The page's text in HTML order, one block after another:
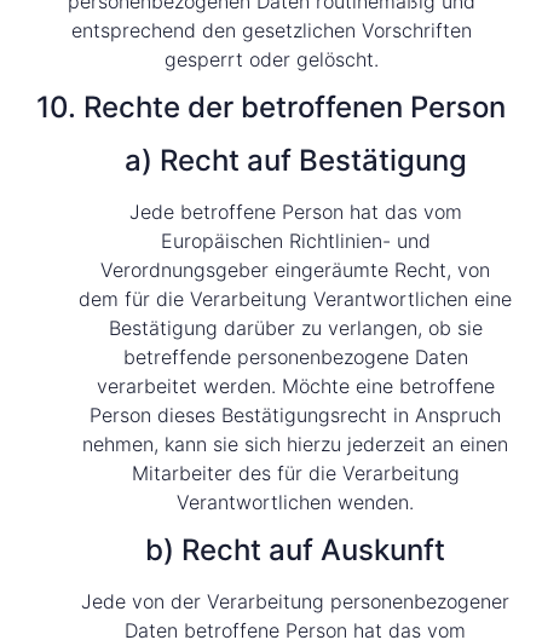
entsprechend den gesetzlichen Vorschriften
gesperrt oder gelöscht.
10. Rechte der betroffenen Person
a) Recht auf Bestätigung
Jede betroffene Person hat das vom
Europäischen Richtlinien- und
Verordnungsgeber eingeräumte Recht, von
dem für die Verarbeitung Verantwortlichen eine
Bestätigung darüber zu verlangen, ob sie
betreffende personenbezogene Daten
verarbeitet werden. Möchte eine betroffene
Person dieses Bestätigungsrecht in Anspruch
nehmen, kann sie sich hierzu jederzeit an einen
Mitarbeiter des für die Verarbeitung
Verantwortlichen wenden.
b) Recht auf Auskunft
Jede von der Verarbeitung personenbezogener
Daten betroffene Person hat das vom